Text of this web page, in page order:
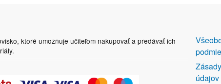
ktoré umožňuje učiteľom nakupovať a predávať ich
DALŠÍ
údajov